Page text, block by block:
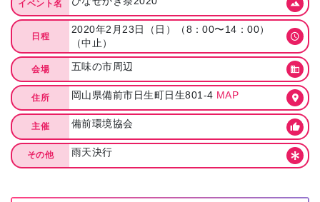
イベント名
日程
2020年2月23日（日）（8：00〜14：00）
（中止）
会場 五味の市周辺
住所 岡山県備前市日生町日生801-4 MAP
主催 備前環境協会
その他 雨天決行